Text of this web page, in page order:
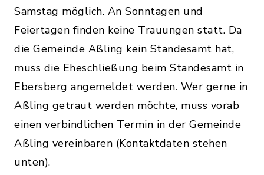
Samstag möglich. An Sonntagen und
Feiertagen finden keine Trauungen statt. Da
die Gemeinde Aßling kein Standesamt hat,
muss die Eheschließung beim Standesamt in
Ebersberg angemeldet werden. Wer gerne in
Aßling getraut werden möchte, muss vorab
einen verbindlichen Termin in der Gemeinde
Aßling vereinbaren (Kontaktdaten stehen
unten).